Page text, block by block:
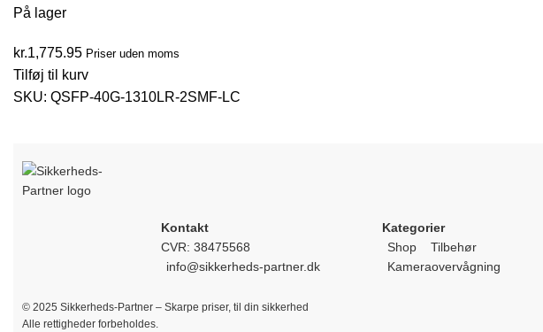
På lager
kr.1,775.95 Priser uden moms
Tilføj til kurv
SKU: QSFP-40G-1310LR-2SMF-LC
Kontakt
CVR: 38475568
info@sikkerheds-partner.dk
Kategorier
Shop
Tilbehør
Kameraovervågning
© 2025 Sikkerheds-Partner – Skarpe priser, til din sikkerhed
Alle rettigheder forbeholdes.